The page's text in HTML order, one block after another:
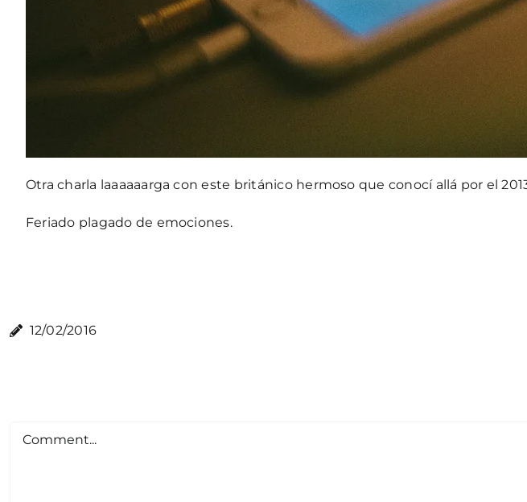
Otra charla laaaaaarga con este británico hermoso que conocí allá por el
Feriado plagado de emociones.
12/02/2016
Comment